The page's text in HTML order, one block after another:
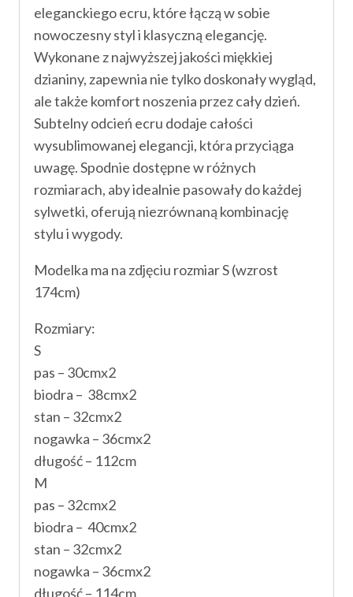
eleganckiego ecru, które łączą w sobie
nowoczesny styl i klasyczną elegancję.
Wykonane z najwyższej jakości miękkiej
dzianiny, zapewnia nie tylko doskonały wygląd,
ale także komfort noszenia przez cały dzień.
Subtelny odcień ecru dodaje całości
wysublimowanej elegancji, która przyciąga
uwagę. Spodnie dostępne w różnych
rozmiarach, aby idealnie pasowały do każdej
sylwetki, oferują niezrównaną kombinację
stylu i wygody.
Modelka ma na zdjęciu rozmiar S (wzrost
174cm)
Rozmiary:
S
pas – 30cmx2
biodra – 38cmx2
stan – 32cmx2
nogawka – 36cmx2
długość – 112cm
M
pas – 32cmx2
biodra – 40cmx2
stan – 32cmx2
nogawka – 36cmx2
długość – 114cm